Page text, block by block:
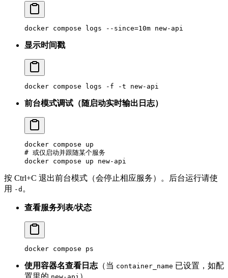
docker compose logs --since=10m new-api
显示时间戳
docker compose logs -f -t new-api
前台模式调试（随启动实时输出日志）
docker compose up
# 或仅启动并跟随某个服务
docker compose up new-api
按 Ctrl+C 退出前台模式（会停止相应服务）。后台运行请使
用 -d 。
查看服务列表/状态
docker compose ps
使用容器名查看日志 （当 container_name 已设置，如配